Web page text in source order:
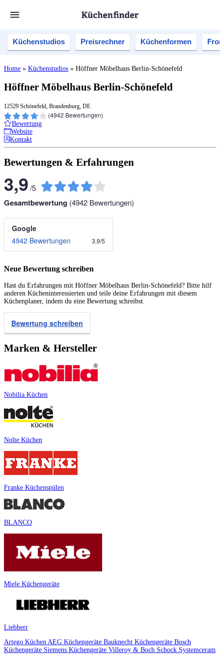
Küchenstudios Preisrechner Küchenformen
Home » Küchenstudios » Höffner Möbelhaus Berlin-Schönefeld
Höffner Möbelhaus Berlin-Schönefeld
12529 Schönefeld, Brandenburg, DE
(4942 Bewertungen)
Bewertung
Website
Kontakt
Bewertungen & Erfahrungen
3,9/5
Gesamtbewertung (4942 Bewertungen)
Google
4942 Bewertungen
3,9/5
Neue Bewertung schreiben
Hast du Erfahrungen mit Höffner Möbelhaus Berlin-Schönefeld? Bitte hilf
anderen Kücheninteressierten und teile deine Erfahrungen mit diesem
Küchenplaner, indem du eine Bewertung schreibst.
Bewertung schreiben
Marken & Hersteller
Nobilia Küchen
Nolte Küchen
Franke Küchenspülen
BLANCO
Miele Küchengeräte
Liebherr
Artego Küchen AEG Küchengeräte Bauknecht Küchengeräte Bosch
Küchengeräte Siemens Küchengeräte Villeroy & Boch Schock Systemceram